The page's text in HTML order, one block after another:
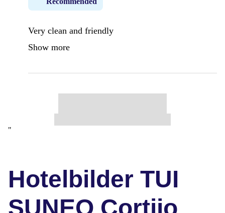
Very clean and friendly
Show more
"
Hotelbilder TUI
SUNEO Cortijo